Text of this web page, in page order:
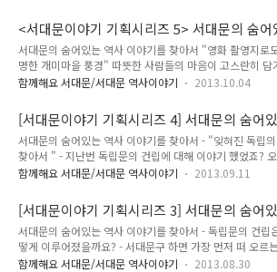
공사가 여러차례 이루어졌습니다. 우리나라 최초 아현고가
만남은 교통체증을 완..
옥입니다. 이곳은 수감된 독립운동가들이 민족의 수난을 곱
독립의지를 불태웠던 장소이며, 독립 이후 수감된 민주화 투
의 양심투쟁의 역사를 볼 수 있는 곳이기도 합니다. ★
10. 21. 경성감옥 개소 일제의 침략이 가속화되면서 이에
하는 의병전쟁과 애국계몽운동 등 국권운동이 전국에서 거
이루고자 한국민을 탄압하였습니다. 이에 대규모 수용시설
요하여 1908년 10월 21일 서대문 ..
<서대문이야기 기획시리즈 5> 서대문의 숨어
는 역사 이야기를 찾아서 - '영화 촬영지로도
한 개미마을 풍경'
서대문의 숨어있는 역사 이야기를 찾아서 "영화 촬영지로
명한 개미마을 풍경" 따뜻한 사람들의 마음이 고스란히 담
는 홍제동 개미마을을 아시나요? 인왕산 등산로 입구에 자
출구 앞에서 마을버스 7번을 타고 좁은 아스팔트 길을 따라
면 보인답니다. 최근에 벽화로 더욱 더 새단장한 서울에서
아름다운 사랑과 희망을 그려나가는 개미마을! 한번 둘러
요? 개미마을의 공식 주소는 홍제3동 9-81. 마을 면적은 1
5,000평 정도 된다고 하며, 현재 약 210여 가구 420여 명의
가난한 사람들이 들어와 임시 거처로 천막을 두르고 살았는
이 당시에는 ‘인디언촌’이..
함께해요 서대문/서대문 역사이야기 2013.10.04
[서대문이야기 기획시리즈 4] 서대문의 숨어
역사 이야기를 찾아서 - "잊혀진 독립의 꿈을
아서 " -
서대문의 숨어있는 역사 이야기를 찾아서 - "잊혀진 독립
찾아서 " - 지난번 독립문의 건립에 대해 이야기 했었죠?
잊혀진 독립의 꿈을 찾아서 라는 주제로 한번 이야기 해보기
많이 있답니다. 우리가 잘 알고 있는 독립문 등 많은 흔적들
아있답니다. '독립운동가, 서재필 선생님' 김옥균·박영효·홍영
식·서광범 등 개화파의 일원으로 갑신정변을 일으켰으나
하자 일본을 거쳐 미국으로 망명하여 의사가 되었습니다. 미
로 귀화하였으나, 일시 귀국하여 《독립신문》을 발간하고
함께해요 서대문/서대문 역사이야기 2013.09.11
[서대문이야기 기획시리즈 3] 서대문의 숨어
역사 이야기를 찾아서 - 독립문의 건립은 어떻
이루어졌을까요? -
서대문의 숨어있는 역사 이야기를 찾아서 - 독립문의 건립
떻게 이루어졌을까요? - 서대문구 하면 가장 먼저 떠 오르
소 중 하나! 바로 서울의 근대공간 중 하나인 독립문인데요.
함께해요 서대문/서대문 역사이야기 2013.08.30